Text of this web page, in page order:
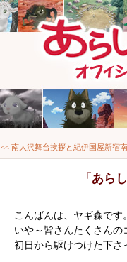
<< 南大沢舞台挨拶と紀伊国屋新宿
「あら
こんばんは、ヤギ森です。
いや～皆さんたくさん
初日から駆けつけた下